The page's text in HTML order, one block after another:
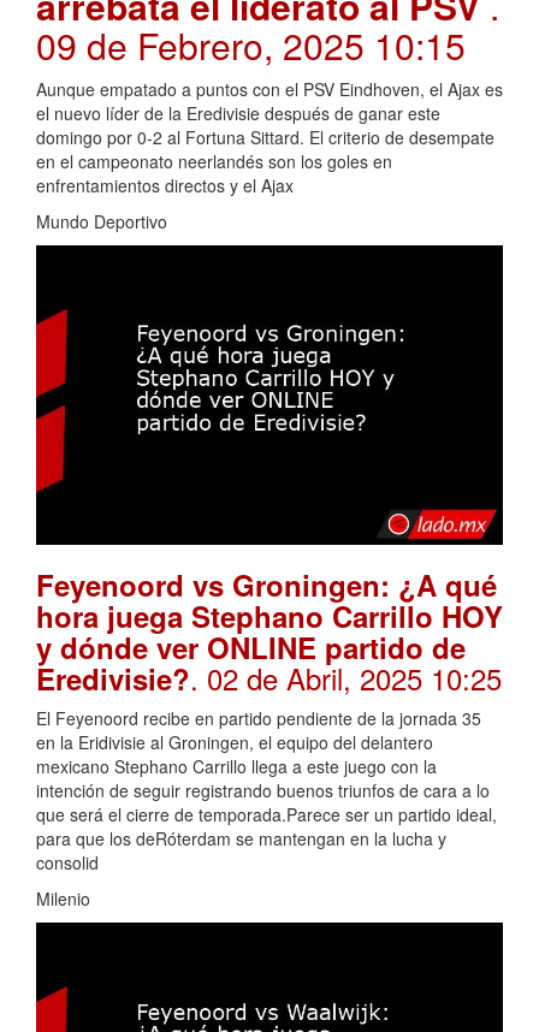
09 de Febrero, 2025 10:15
Aunque empatado a puntos con el PSV Eindhoven, el Ajax es
el nuevo líder de la Eredivisie después de ganar este
domingo por 0-2 al Fortuna Sittard. El criterio de desempate
en el campeonato neerlandés son los goles en
enfrentamientos directos y el Ajax
Mundo Deportivo
Feyenoord vs Groningen: ¿A qué
hora juega Stephano Carrillo HOY
y dónde ver ONLINE partido de
Eredivisie?. 02 de Abril, 2025 10:25
El Feyenoord recibe en partido pendiente de la jornada 35
en la Eridivisie al Groningen, el equipo del delantero
mexicano Stephano Carrillo llega a este juego con la
intención de seguir registrando buenos triunfos de cara a lo
que será el cierre de temporada.Parece ser un partido ideal,
para que los deRóterdam se mantengan en la lucha y
consolid
Milenio